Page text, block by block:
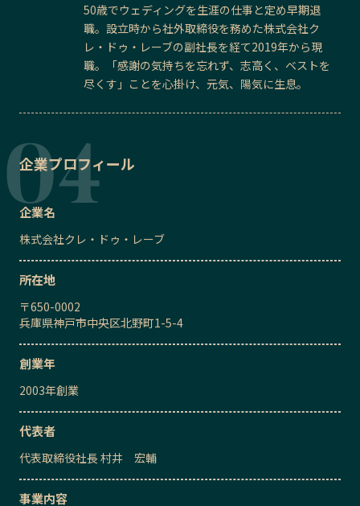
50歳でウェディングを生涯の仕事と定め早期退
職。設立時から社外取締役を務めた株式会社ク
レ・ドゥ・レーブの副社長を経て2019年から現
職。「感謝の気持ちを忘れず、志高く、ベストを
尽くす」ことを心掛け、元気、陽気に生息。
企業プロフィール
企業名
株式会社クレ・ドゥ・レーブ
所在地
〒650-0002
兵庫県神戸市中央区北野町1-5-4
創業年
2003年創業
代表者
代表取締役社長 村井 宏輔
事業内容